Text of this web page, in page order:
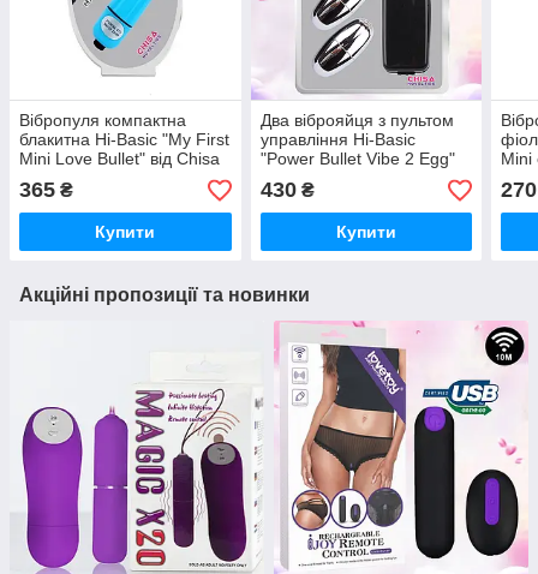
Вібропуля компактна
блакитна Hi-Basic "My First
Mini Love Bullet" від Chisa
365 ₴
Купити
Два віброяйця з пультом
управління Hi-Basic
"Power Bullet Vibe 2 Egg"
430₴
Купити
Mini
270
Акційні пропозиції та новинки